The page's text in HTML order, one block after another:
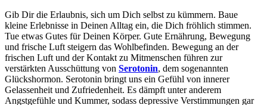
Gib Dir die Erlaubnis, sich um Dich selbst zu kümmern. Baue
kleine Erlebnisse in Deinen Alltag ein, die Dich fröhlich stimmen.
Tue etwas Gutes für Deinen Körper. Gute Ernährung, Bewegung
und frische Luft steigern das Wohlbefinden. Bewegung an der
frischen Luft und der Kontakt zu Mitmenschen führen zur
verstärkten Ausschüttung von Serotonin, dem sogenannten
Glückshormon. Serotonin bringt uns ein Gefühl von innerer
Gelassenheit und Zufriedenheit. Es dämpft unter anderem
Angstgefühle und Kummer, sodass depressive Verstimmungen gar